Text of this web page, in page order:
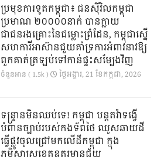
ប្រមុខការទូតកម្ពុជា៖ ជនស៊ីវិលកម្ពុជា
ប្រមាណ ២០០០០នាក់ បានក្លាយ
ជាជនរងគ្រោះនៃជម្លោះព្រំដែន, កម្ពុជាស្នើ
សហការីអាស៊ានជួយគាំទ្រការអំពាវនាវឱ្យ
ពួកគាត់ត្រឡប់ទៅកាន់ផ្ទះសម្បែងវិញ
ចំនួនអាន ( 1.5k ) ថ្ងៃ​អង្គារ, 21 ខែ​កក្កដា, 2026
ទន្ទ្រានមិនឈប់ទេ! កម្ពុជា បន្តតវ៉ាទង្វើ
បំពានច្បាប់របស់កងទ័ពថៃ ឈូសឆាយដី
ធ្វើផ្លូវចូលជ្រៅមកលើដីកម្ពុជា ក្នុង